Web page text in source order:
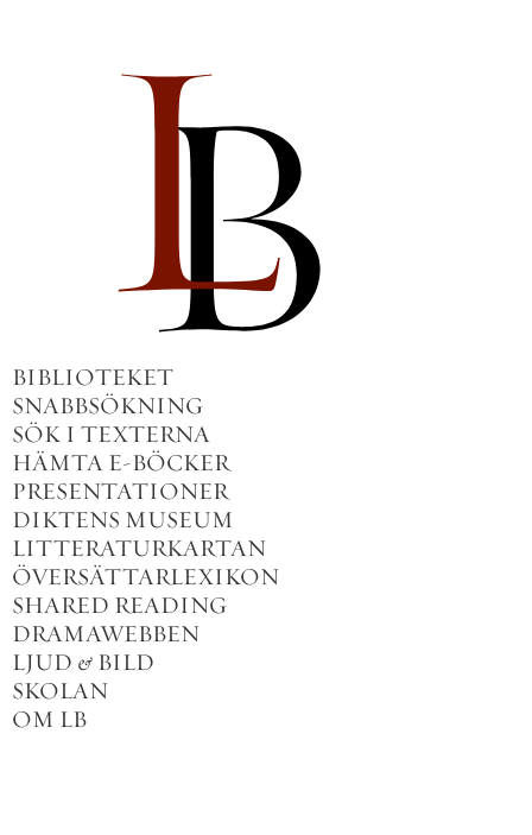
BIBLIOTEKET
SNABBSÖKNING
SÖK I TEXTERNA
HÄMTA E-BÖCKER
PRESENTATIONER
DIKTENS MUSEUM
LITTERATURKARTAN
ÖVERSÄTTARLEXIKON
SHARED READING
DRAMAWEBBEN
LJUD & BILD
SKOLAN
OM LB